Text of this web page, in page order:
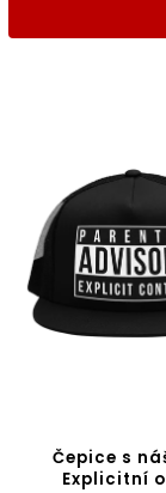
Čepice s
Explicitní